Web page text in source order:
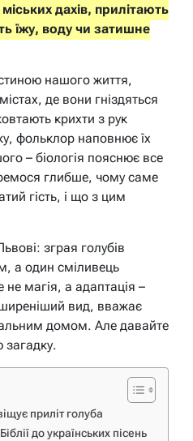
дахів, прилітають
їжу, воду чи затишне
нашого життя,
де вони гніздяться
крихти з рук
фольклор наповнює їх
– біологія пояснює все
глибше, чому саме
гість, і що з цим
зграя голубів
а один сміливець
не магія, а адаптація –
вид, вважає
домом. Але давайте
загадку.
приліт голуба
до українських пісень